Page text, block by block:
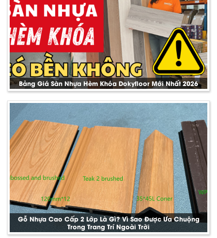
Bảng Giá Sàn Nhựa Hèm Khóa Dokyfloor Mới Nhất 2026
Gỗ Nhựa Cao Cấp 2 Lớp Là Gì? Vì Sao Được Ưa Chuộng
Trong Trang Trí Ngoài Trời